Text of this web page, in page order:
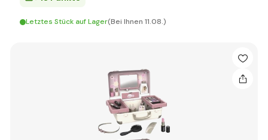
Letztes Stück auf Lager(Bei Ihnen 11.08.)